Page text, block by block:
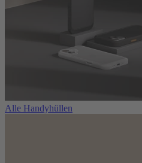
Alle Handyhüllen